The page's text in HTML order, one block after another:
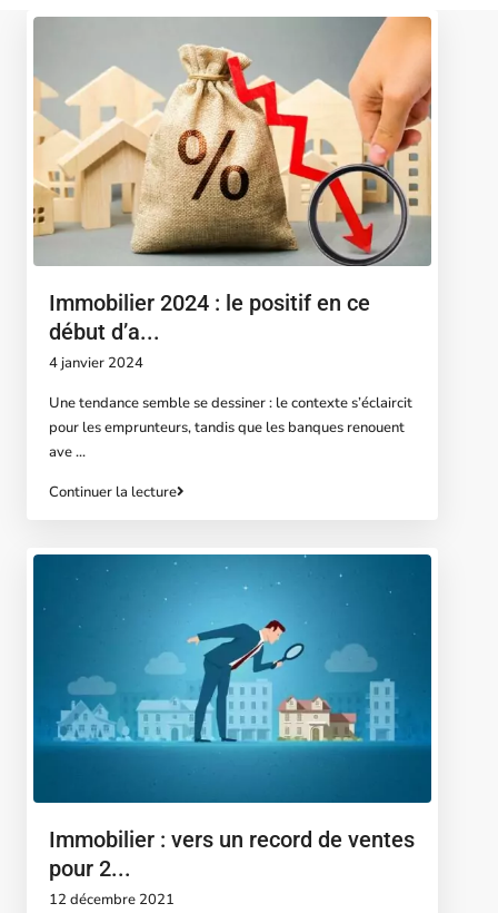
Immobilier 2024 : le positif en ce
début d’a...
4 janvier 2024
Une tendance semble se dessiner : le contexte s’éclaircit
pour les emprunteurs, tandis que les banques renouent
ave...
Continuer la lecture
Immobilier : vers un record de ventes
pour 2...
12 décembre 2021